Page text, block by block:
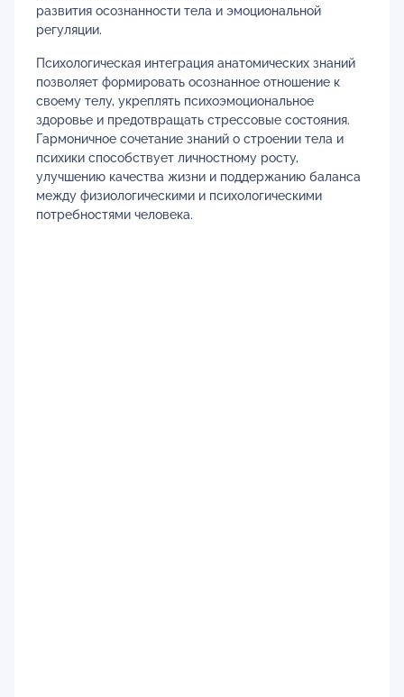
развития осознанности тела и эмоциональной
регуляции.
Психологическая интеграция анатомических знаний
позволяет формировать осознанное отношение к
своему телу, укреплять психоэмоциональное
здоровье и предотвращать стрессовые состояния.
Гармоничное сочетание знаний о строении тела и
психики способствует личностному росту,
улучшению качества жизни и поддержанию баланса
между физиологическими и психологическими
потребностями человека.